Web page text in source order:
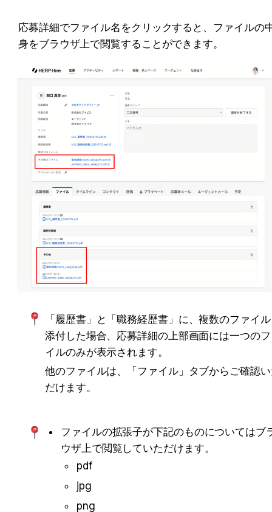
応募詳細でファイル名をクリックすると、ファイルの
身をブラウザ上で閲覧することができます。
「履歴書」と「職務経歴書」に、複数のファイ
添付した場合、応募詳細の上部画面には一つの
イルのみが表示されます。
他のファイルは、「ファイル」タブからご確認
だけます。
ファイルの拡張子が下記のものについてはブ
ウザ上で閲覧していただけます。
pdf
jpg
png